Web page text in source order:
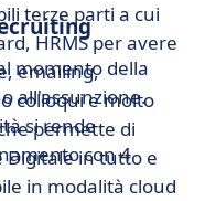
terze parti a cui
HRMS per avere
emailing,
colloqui e molto
permette di
Digitale in tutto e
in modalità cloud
momento della
all'assunzione.
si rende
con 4